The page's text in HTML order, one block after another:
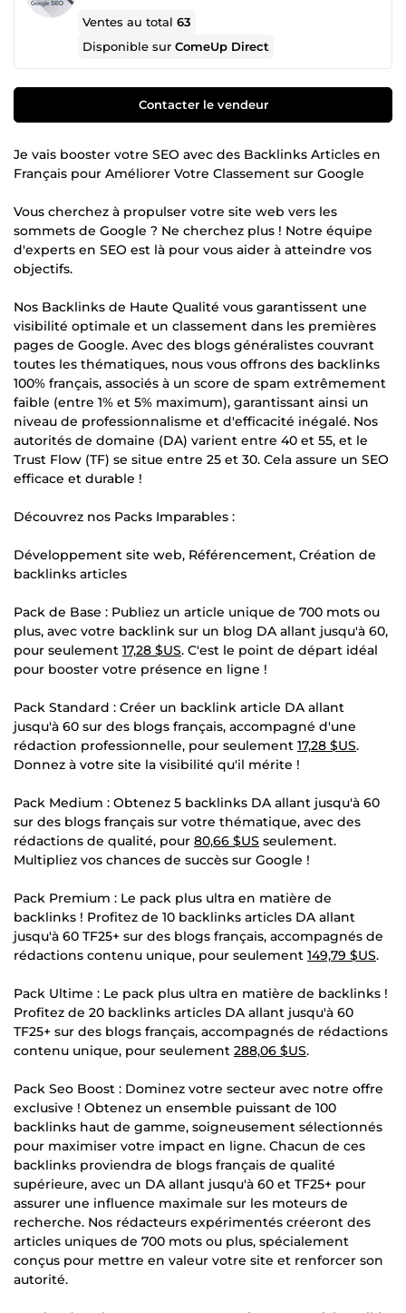
Ventes au total63
Disponible surComeUp Direct
Contacter le vendeur
Je vais booster votre SEO avec des Backlinks Articles en
Français pour Améliorer Votre Classement sur Google
Vous cherchez à propulser votre site web vers les
sommets de Google ? Ne cherchez plus ! Notre équipe
d'experts en SEO est là pour vous aider à atteindre vos
objectifs.
Nos Backlinks de Haute Qualité vous garantissent une
visibilité optimale et un classement dans les premières
pages de Google. Avec des blogs généralistes couvrant
toutes les thématiques, nous vous offrons des backlinks
100% français, associés à un score de spam extrêmement
faible (entre 1% et 5% maximum), garantissant ainsi un
niveau de professionnalisme et d'efficacité inégalé. Nos
autorités de domaine (DA) varient entre 40 et 55, et le
Trust Flow (TF) se situe entre 25 et 30. Cela assure un SEO
efficace et durable !
Découvrez nos Packs Imparables :
Développement site web, Référencement, Création de
backlinks articles
Pack de Base : Publiez un article unique de 700 mots ou
plus, avec votre backlink sur un blog DA allant jusqu'à 60,
pour seulement 17,28 $US. C'est le point de départ idéal
pour booster votre présence en ligne !
Pack Standard : Créer un backlink article DA allant
jusqu'à 60 sur des blogs français, accompagné d'une
rédaction professionnelle, pour seulement 17,28 $US.
Donnez à votre site la visibilité qu'il mérite !
Pack Medium : Obtenez 5 backlinks DA allant jusqu'à 60
sur des blogs français sur votre thématique, avec des
rédactions de qualité, pour 80,66 $US seulement.
Multipliez vos chances de succès sur Google !
Pack Premium : Le pack plus ultra en matière de
backlinks ! Profitez de 10 backlinks articles DA allant
jusqu'à 60 TF25+ sur des blogs français, accompagnés de
rédactions contenu unique, pour seulement 149,79 $US.
Pack Ultime : Le pack plus ultra en matière de backlinks !
Profitez de 20 backlinks articles DA allant jusqu'à 60
TF25+ sur des blogs français, accompagnés de rédactions
contenu unique, pour seulement 288,06 $US.
Pack Seo Boost : Dominez votre secteur avec notre offre
exclusive ! Obtenez un ensemble puissant de 100
backlinks haut de gamme, soigneusement sélectionnés
pour maximiser votre impact en ligne. Chacun de ces
backlinks proviendra de blogs français de qualité
supérieure, avec un DA allant jusqu'à 60 et TF25+ pour
assurer une influence maximale sur les moteurs de
recherche. Nos rédacteurs expérimentés créeront des
articles uniques de 700 mots ou plus, spécialement
conçus pour mettre en valeur votre site et renforcer son
autorité.